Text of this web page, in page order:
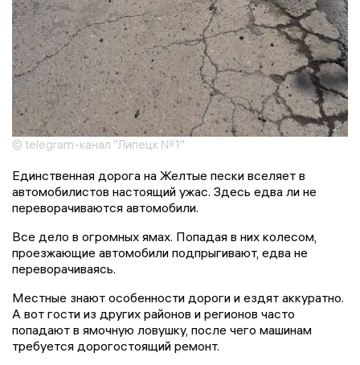
© telegram-канал "Липецк №1"
Единственная дорога на Желтые пески вселяет в
автомобилистов настоящий ужас. Здесь едва ли не
переворачиваются автомобили.
Все дело в огромных ямах. Попадая в них колесом,
проезжающие автомобили подпрыгивают, едва не
переворачиваясь.
Местные знают особенности дороги и ездят аккуратно.
А вот гости из других районов и регионов часто
попадают в ямочную ловушку, после чего машинам
требуется дорогостоящий ремонт.